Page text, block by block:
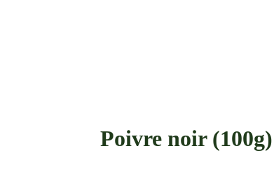
Poivre noir (100g)